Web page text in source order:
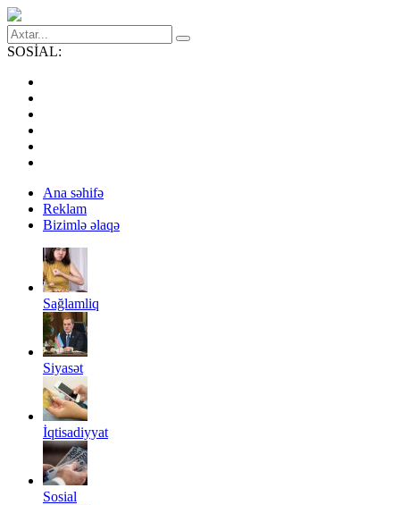
SOSİAL:
Ana səhifə
Reklam
Bizimlə əlaqə
Sağlamliq
Siyasət
İqtisadiyyat
Sosial